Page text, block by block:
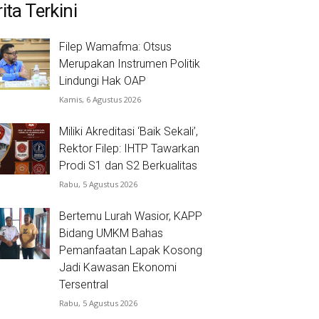
Terkini
Filep Wamafma: Otsus
Merupakan Instrumen Politik
Lindungi Hak OAP
Kamis, 6 Agustus 2026
Miliki Akreditasi ‘Baik Sekali’,
Rektor Filep: IHTP Tawarkan
Prodi S1 dan S2 Berkualitas
Rabu, 5 Agustus 2026
Bertemu Lurah Wasior, KAPP
Bidang UMKM Bahas
Pemanfaatan Lapak Kosong
Jadi Kawasan Ekonomi
Tersentral
Rabu, 5 Agustus 2026